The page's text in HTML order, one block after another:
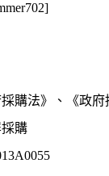
購法》、《政
購